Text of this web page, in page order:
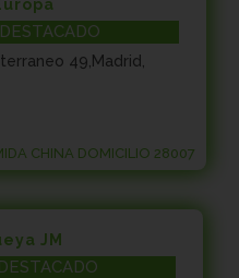
DESTACADO
49,Madrid,
CHINA DOMICILIO 28007
JM
DESTACADO